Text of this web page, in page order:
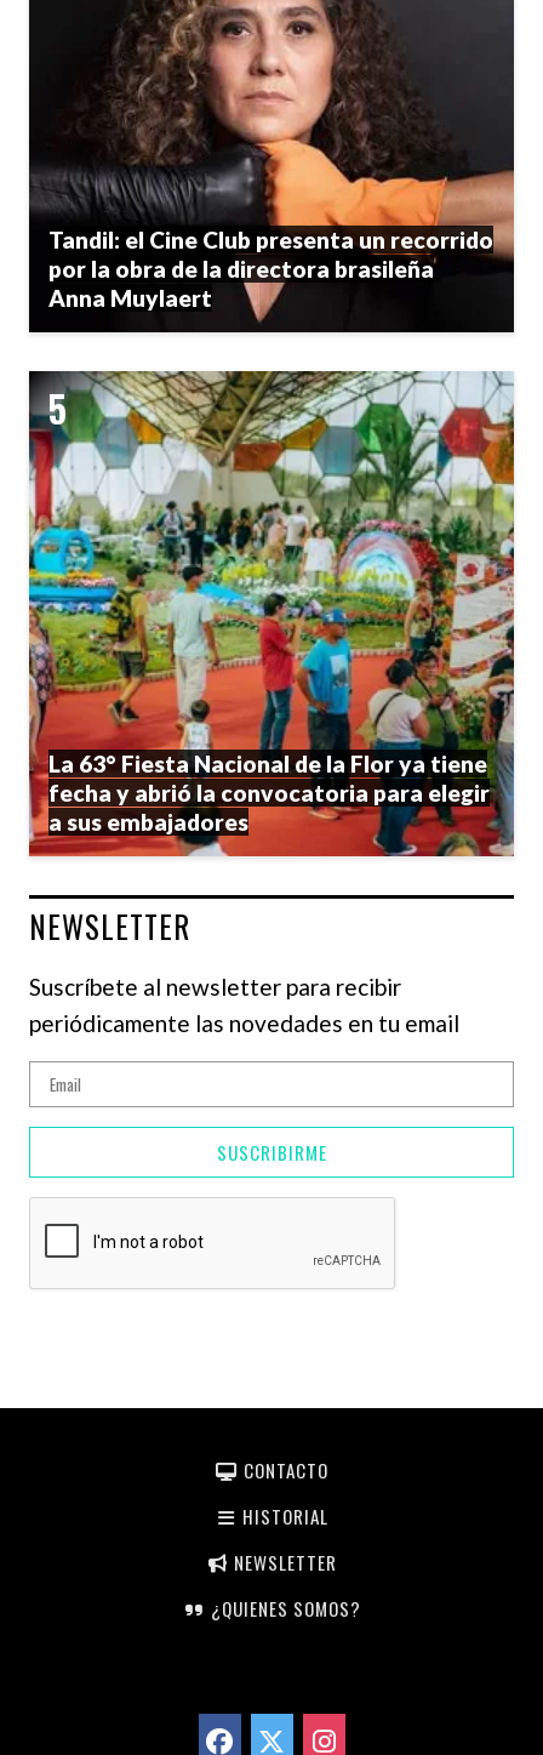
Tandil: el Cine Club presenta un recorrido
por la obra de la directora brasileña
Anna Muylaert
La 63° Fiesta Nacional de la Flor ya tiene
fecha y abrió la convocatoria para elegir
a sus embajadores
NEWSLETTER
Suscríbete al newsletter para recibir
periódicamente las novedades en tu email
SUSCRIBIRME
CONTACTO
HISTORIAL
NEWSLETTER
¿QUIENES SOMOS?